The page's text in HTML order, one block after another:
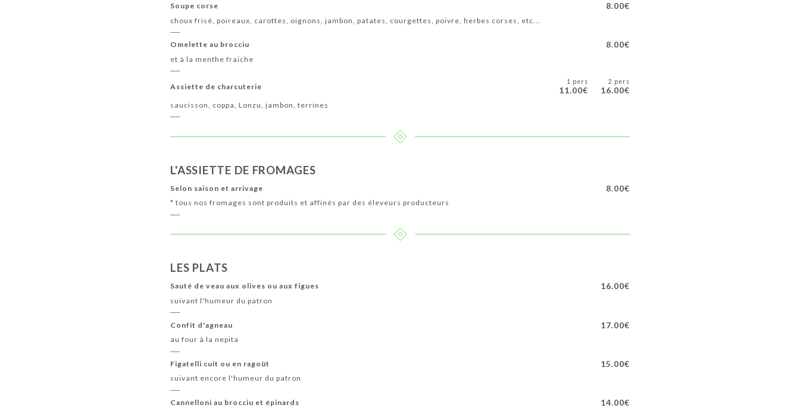
Soupe corse 8.00€
choux frisé, poireaux, carottes, oignons, jambon, patates, courgettes, poivre, herbes corses, etc...
Omelette au brocciu 8.00€
et à la menthe fraiche
Assiette de charcuterie
1 pers
11.00€
2 pers
16.00€
saucisson, coppa, Lonzu, jambon, terrines
L'ASSIETTE DE FROMAGES
Selon saison et arrivage 8.00€
* tous nos fromages sont produits et affinés par des éleveurs producteurs
LES PLATS
Sauté de veau aux olives ou aux figues 16.00€
suivant l'humeur du patron
Confit d'agneau 17.00€
au four à la nepita
Figatelli cuit ou en ragoût 15.00€
suivant encore l'humeur du patron
Cannelloni au brocciu et épinards 14.00€